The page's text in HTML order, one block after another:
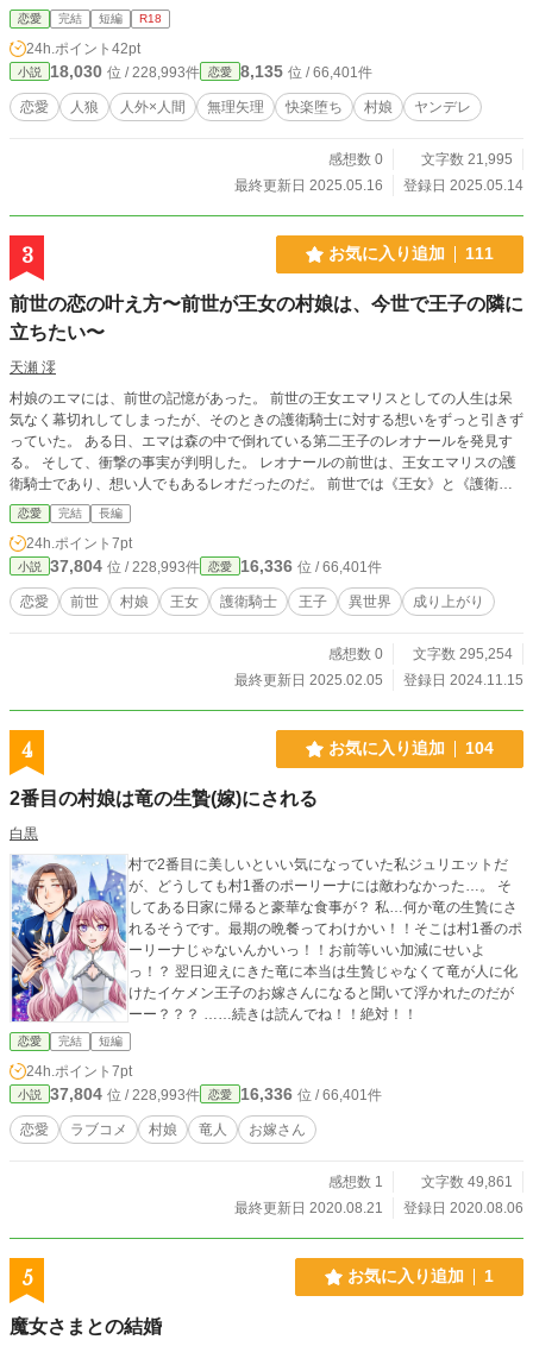
推理要素はなく、ただヒロインが人狼に性的に食べられて快楽堕ちします。 夜
パート22時、昼パート12時に更新。 三日くらいでサクッと終わる予定です。 ※
他サイトにも投稿しています
恋愛 完結 短編 R18
24h.ポイント 42pt
小説 18,030 位 / 228,993件 恋愛 8,135 位 / 66,401件
恋愛 人狼 人外×人間 無理矢理 快楽堕ち 村娘 ヤンデレ
感想数 0
文字数 21,995
最終更新日 2025.05.16
登録日 2025.05.14
3 お気に入り追加 111
前世の恋の叶え方〜前世が王女の村娘は、今世で王子の隣に
立ちたい〜
天瀬 澪
村娘のエマには、前世の記憶があった。 前世の王女エマリスとしての人生は呆
気なく幕切れしてしまったが、そのときの護衛騎士に対する想いをずっと引きず
っていた。 ある日、エマは森の中で倒れている第二王子のレオナールを発見す
る。 そして、衝撃の事実が判明した。 レオナールの前世は、王女エマリスの護
衛騎士であり、想い人でもあるレオだったのだ。 前世では《王女》と《護衛騎
士》。 今世では《村娘》と《王子》。 立場の違いから身を引こうとしたエマだ
ったが、レオナールが逃がしてはくれなかった。 それならばと、村娘のエマと
して、王子であるレオナールのそばにいることのできる立場を目指すことに決め
る。 けれど、平民であるエマが歩く道は、決して平坦な道ではなかった。 それ
でもエマは諦めない。 もう一度、大好きな人のそばに立つために。 前世で蓄え
た知識と経験は、やがてエマの存在を周囲に知らしめていく―――…。 前世の
恋愛 完結 長編
24h.ポイント 7pt
小説 37,804 位 / 228,993件 恋愛 16,336 位 / 66,401件
恋愛 前世 村娘 王女 護衛騎士 王子 異世界 成り上がり
感想数 0
文字数 295,254
最終更新日 2025.02.05
登録日 2024.11.15
4 お気に入り追加 104
2番目の村娘は竜の生贄(嫁)にされる
白黒
村で2番目に美しいといい気になっていた私ジュリエットだ
が、どうしても村1番のポーリーナには敵わなかった…。 そ
してある日家に帰ると豪華な食事が？ 私…何か竜の生贄にさ
れるそうです。最期の晩餐ってわけかい！！そこは村1番のポ
ーリーナじゃないんかいっ！！お前等いい加減にせいよ
っ！？ 翌日迎えにきた竜に本当は生贄じゃなくて竜が人に化
けたイケメン王子のお嫁さんになると聞いて浮かれたのだが
ーー？？？ ……続きは読んでね！！絶対！！
恋愛 完結 短編
24h.ポイント 7pt
小説 37,804 位 / 228,993件 恋愛 16,336 位 / 66,401件
恋愛 ラブコメ 村娘 竜人 お嫁さん
感想数 1
文字数 49,861
最終更新日 2020.08.21
登録日 2020.08.06
5 お気に入り追加 1
魔女さまとの結婚